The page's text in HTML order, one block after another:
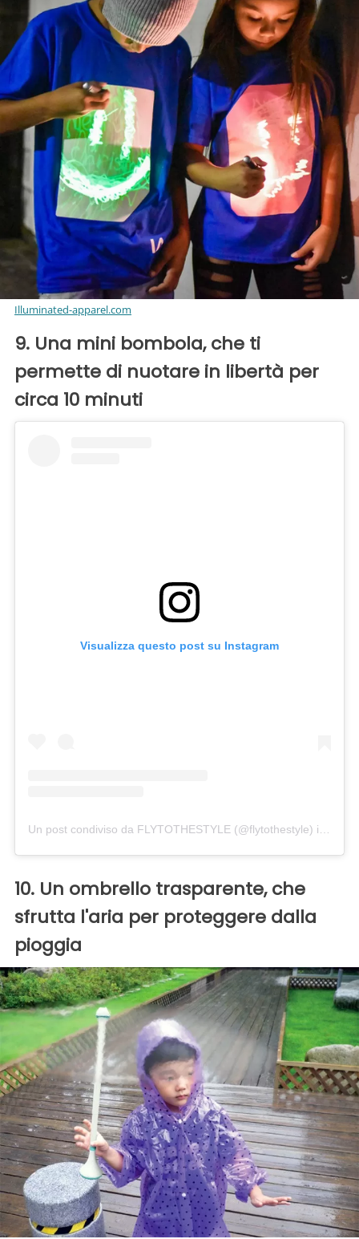
Illuminated-apparel.com
9. Una mini bombola, che ti
permette di nuotare in libertà per
circa 10 minuti
Visualizza questo post su Instagram
Un post condiviso da FLYTOTHESTYLE (@flytothestyle) in data:
10. Un ombrello trasparente, che
sfrutta l'aria per proteggere dalla
pioggia